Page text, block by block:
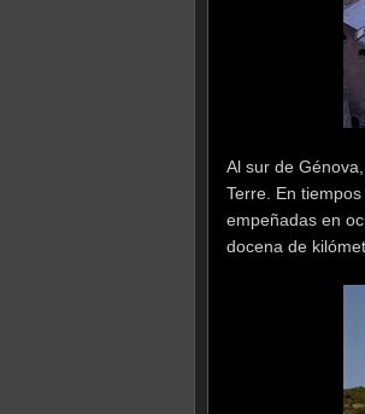
Al sur de
Terre. En
empeñadas en
docena de